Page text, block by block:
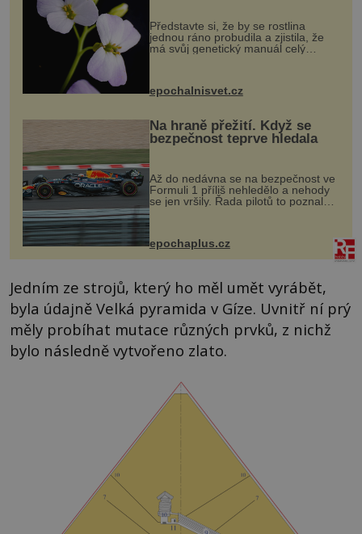
Představte si, že by se rostlina
jednou ráno probudila a zjistila, že
má svůj genetický manuál celý
vstupenka...
epochalnisvet.cz
Na hraně přežití. Když se
bezpečnost teprve hledala
Až do nedávna se na bezpečnost ve
Formuli 1 příliš nehledělo a nehody
se jen vršily. Řada pilotů to poznala
na vlastní kůži, často s trvalými
následky nebo bohužel i ztrátou
života. Dnes nepochopiteln...
epochaplus.cz
Jedním ze strojů, který ho měl umět vyrábět,
byla údajně Velká pyramida v Gíze. Uvnitř ní prý
měly probíhat mutace různých prvků, z nichž
bylo následně vytvořeno zlato.